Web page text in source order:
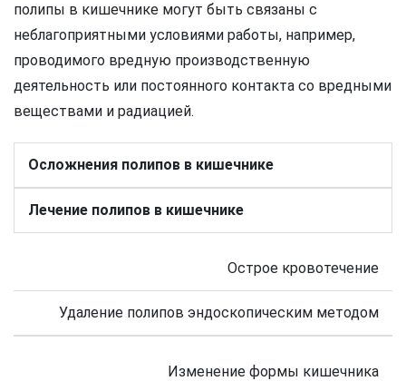
полипы в кишечнике могут быть связаны с
неблагоприятными условиями работы, например,
проводимого вредную производственную
деятельность или постоянного контакта со вредными
веществами и радиацией.
Осложнения полипов в кишечнике
Лечение полипов в кишечнике
Острое кровотечение
Удаление полипов эндоскопическим методом
Изменение формы кишечника